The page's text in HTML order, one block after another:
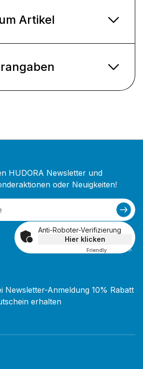
Artikel
HUDORA Newsletter und
oder Neuigkeiten!
Anti-Roboter-Verifizierung
Hier klicken
Friendly Captcha ⇗
Newsletter-Anmeldung 10% Rabatt
erhalten